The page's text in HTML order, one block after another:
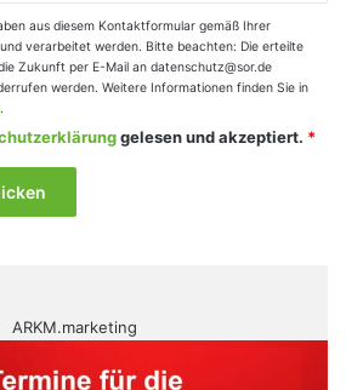
aus diesem Kontaktformular gemäß Ihrer
verarbeitet werden. Bitte beachten: Die erteilte
Zukunft per E-Mail an datenschutz@sor.de
werden. Weitere Informationen finden Sie in
.
gelesen und akzeptiert. *
ARKM.marketing